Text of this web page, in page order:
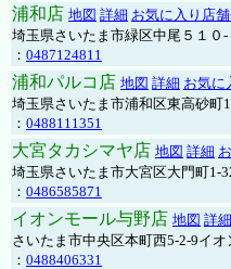
浦和店 地図 詳細 お気に入り店
埼玉県さいたま市緑区中尾５１０-
： 0487124811
浦和パルコ店 地図 詳細 お気に
埼玉県さいたま市浦和区東高砂町
： 0488111351
大宮タカシマヤ店 地図 詳細
埼玉県さいたま市大宮区大門町1-
： 0486585871
イオンモール与野店 地図 詳細
さいたま市中央区本町西5-2-9イ
： 0488406331